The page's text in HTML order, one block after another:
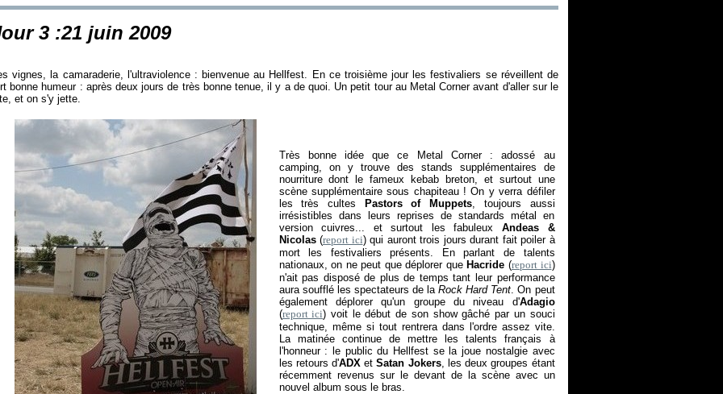
3 :21 juin 2009
vignes, la camaraderie, l'ultraviolence : bienvenue au Hellfest. En ce troisième jour les festivaliers se réveillent de
bonne humeur : après deux jours de très bonne tenue, il y a de quoi. Un petit tour au Metal Corner avant d'aller sur le
et on s'y jette.
Très bonne idée que ce Metal Corner : adossé au
camping, on y trouve des stands supplémentaires de
nourriture dont le fameux kebab breton, et surtout une
scène supplémentaire sous chapiteau ! On y verra défiler
les très cultes
Pastors of Muppets, toujours aussi
irrésistibles dans leurs reprises de standards métal en
version cuivres... et surtout les fabuleux Andeas &
Nicolas(report ici) qui auront trois jours durant fait poiler à
mort les festivaliers présents. En parlant de talents
nationaux, on ne peut que déplorer que Hacride (report ici)
n'ait pas disposé de plus de temps tant leur performance
aura soufflé les spectateurs de laRock Hard Tent. On peut
également déplorer qu'un groupe du niveau d'Adagio
(report ici) voit le début de son show gâché par un souci
technique, même si tout rentrera dans l'ordre assez vite.
La matinée continue de mettre les talents français à
l'honneur : le public du Hellfest se la joue nostalgie avec
les retours d'ADXetSatan Jokers, les deux groupes étant
récemment revenus sur le devant de la scène avec un
nouvel album sous le bras.